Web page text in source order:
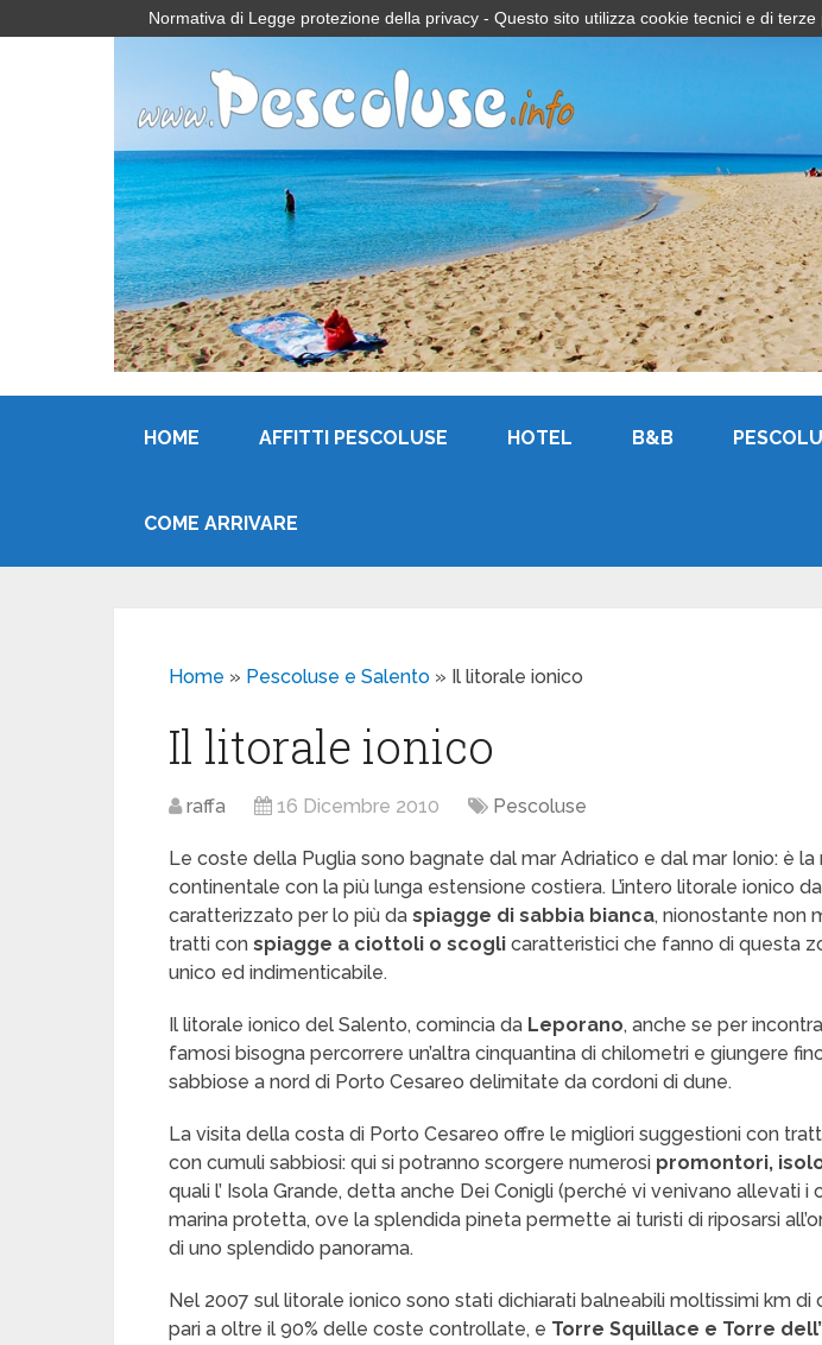
HOME AFFITTI PESCOLUSE HOTEL B&B
COME ARRIVARE
Home » Pescoluse e Salento » Il litorale ionico
Il litorale ionico
raffa 16 Dicembre 2010 Pescoluse
Le coste della Puglia sono bagnate dal mar Adriatico e dal mar Ionio: è la
continentale con la più lunga estensione costiera. L’intero litorale ionico
caratterizzato per lo più da spiagge di sabbia bianca, nionostante non
tratti con spiagge a ciottoli o scogli caratteristici che fanno di questa
unico ed indimenticabile.
Il litorale ionico del Salento, comincia da Leporano, anche se per
famosi bisogna percorrere un’altra cinquantina di chilometri e giungere
sabbiose a nord di Porto Cesareo delimitate da cordoni di dune.
La visita della costa di Porto Cesareo offre le migliori suggestioni con
con cumuli sabbiosi: qui si potranno scorgere numerosi promontori,
quali l’ Isola Grande, detta anche Dei Conigli (perché vi venivano allevati i
marina protetta, ove la splendida pineta permette ai turisti di riposarsi
di uno splendido panorama.
Nel 2007 sul litorale ionico sono stati dichiarati balneabili moltissimi km di
pari a oltre il 90% delle coste controllate, e Torre Squillace e Torre
Normativa di Legge protezione della privacy - Questo sito utilizza cookie tecnici e di